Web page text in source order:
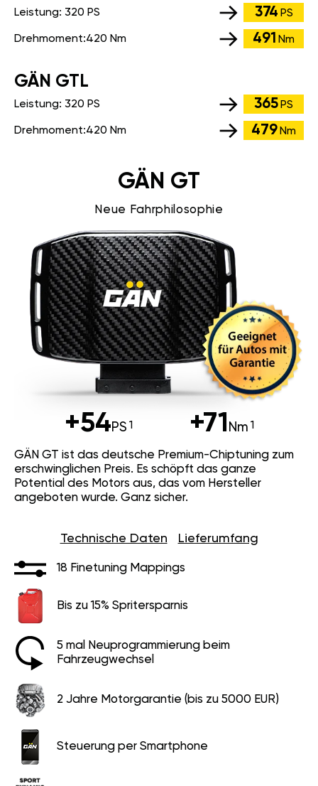
Leistung: 320 PS 374 PS
Drehmoment:420 Nm 491 Nm
GÄN GTL
Leistung: 320 PS 365 PS
Drehmoment:420 Nm 479 Nm
GÄN GT
Neue Fahrphilosophie
+54PS +71 Nm
GÄN GT ist das deutsche Premium-Chiptuning zum
erschwinglichen Preis. Es schöpft das ganze
Potential des Motors aus, das vom Hersteller
angeboten wurde. Ganz sicher.
Technische Daten Lieferumfang
18 Finetuning Mappings
Bis zu 15% Spritersparnis
5 mal Neuprogrammierung beim
Fahrzeugwechsel
2 Jahre Motorgarantie (bis zu 5000 EUR)
Steuerung per Smartphone